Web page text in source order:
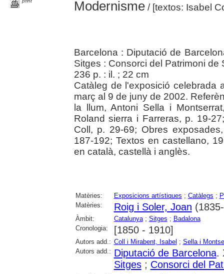
Modernisme/ [textos: Isabel
Barcelona : Diputació de
Sitges : Consorci del Patrimoni de
236 p. : il. ; 22 cm
Catàleg de l'exposició celebrada
març al 9 de juny de 2002.
la llum, Antoni Sella i
Roland sierra i Farreras, p. 19-
Coll, p. 29-69; Obres
187-192; Textos en castellano,
en català, castellà i anglès.
Matèries: Exposicions artístiques ; Catàlegs ;
Matèries:
Roig i Soler, Joan
Àmbit: Catalunya; Sitges ; Badalona
Cronologia:
[1850 - 1910]
Autors add.: Coll i Mirabent, Isabel ; Sella i
Autors add.: Diputació de Barcelona.
Sitges; Consorci del